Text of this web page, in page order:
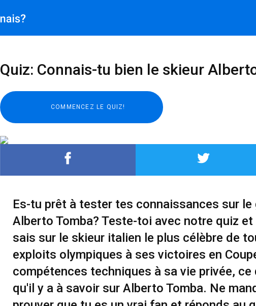
Quiz: Connais-tu bien le skieur
Es-tu prêt à tester tes connaissances sur le
Alberto Tomba? Teste-toi avec notre quiz
sais sur le skieur italien le plus célèbre de
exploits olympiques à ses victoires en
compétences techniques à sa vie privée,
qu'il y a à savoir sur Alberto Tomba. Ne